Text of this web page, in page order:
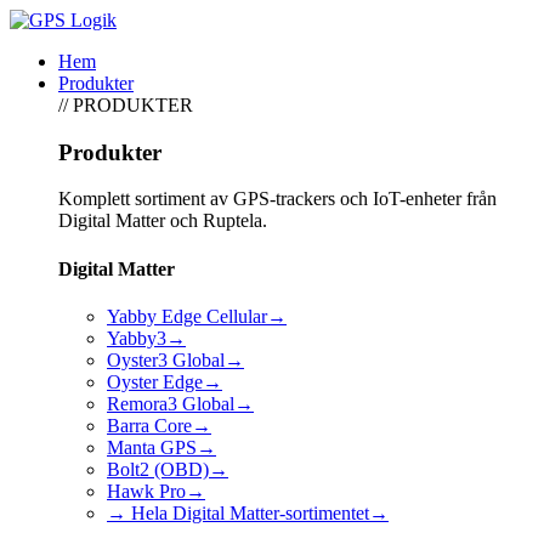
Hem
Produkter
// PRODUKTER
Produkter
Komplett sortiment av GPS-trackers och IoT-enheter från
Digital Matter och Ruptela.
Digital Matter
Yabby Edge Cellular→
Yabby3→
Oyster3 Global →
Oyster Edge→
Remora3 Global →
Barra Core→
Manta GPS →
Bolt2 (OBD)→
Hawk Pro→
→ Hela Digital Matter-sortimentet→